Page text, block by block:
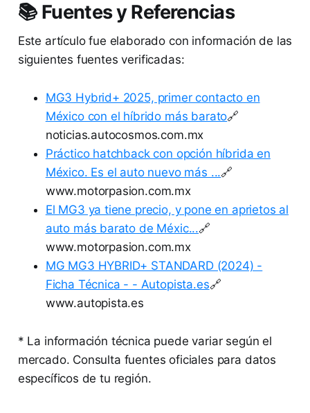
📚 Fuentes y Referencias
Este artículo fue elaborado con información de las
siguientes fuentes verificadas:
MG3 Hybrid+ 2025, primer contacto en
México con el híbrido más barato🔗
noticias.autocosmos.com.mx
Práctico hatchback con opción híbrida en
México. Es el auto nuevo más ...🔗
www.motorpasion.com.mx
El MG3 ya tiene precio, y pone en aprietos al
auto más barato de Méxic...🔗
www.motorpasion.com.mx
MG MG3 HYBRID+ STANDARD (2024) -
Ficha Técnica - - Autopista.es🔗
www.autopista.es
* La información técnica puede variar según el
mercado. Consulta fuentes oficiales para datos
específicos de tu región.